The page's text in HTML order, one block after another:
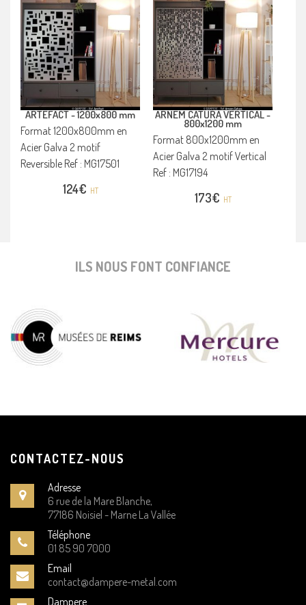
ARTEFACT -1200x800 mm
Format 1200x800mm en
Acier Galva 2 motif
Reversible Ref : MG17501
124€ HT
ARNEM CATURA VERTICAL -
800x1200 mm
Format 800x1200mm en
Acier Galva 2 motif Vertical
Ref : MG17194
173€ HT
ILS NOUS FONT CONFIANCE
CONTACTEZ-NOUS
Adresse
6 rue de la Mare Blanche,
77186 Noisiel - Marne La Vallée
Téléphone
01 85 90 7000
Email
contact@dampere-metal.com
Dampere